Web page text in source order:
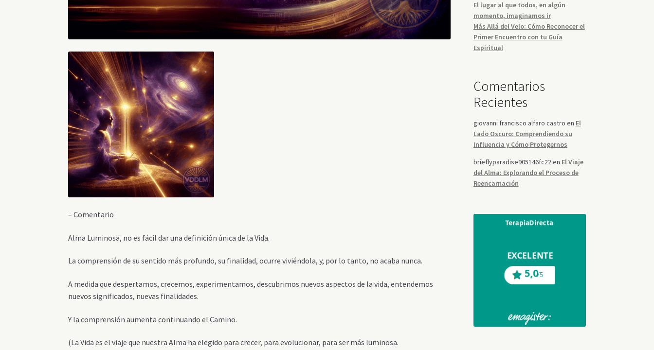
– Comentario
Alma Luminosa, no es fácil dar una definición única de la Vida.
La comprensión de su sentido más profundo, su finalidad, ocurre viviéndola, y, por lo tanto, no acaba nunca.
A medida que despertamos, crecemos, experimentamos, descubrimos nuevos aspectos de la vida, entendemos
nuevos significados, nuevas finalidades.
Y la comprensión aumenta continuando el Camino.
(La Vida es el viaje que nuestra Alma ha elegido para crecer, para evolucionar, para ser más luminosa.
El lugar al que todos, en algún
momento, imaginamos ir
Más Allá del Velo: Cómo Reconocer el
Primer Encuentro con tu Guía
Espiritual
Comentarios
Recientes
giovanni francisco alfaro castro en El
Lado Oscuro: Comprendiendo su
Influencia y Cómo Protegernos
brieflyparadise905146fc22en El Viaje
del Alma: Explorando el Proceso de
Reencarnación